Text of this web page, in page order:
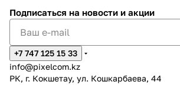
Подписаться на новости и акции
+7 747 125 15 33
info@pixelcom.kz
РК, г. Кокшетау, ул. Кошкарбаева, 44